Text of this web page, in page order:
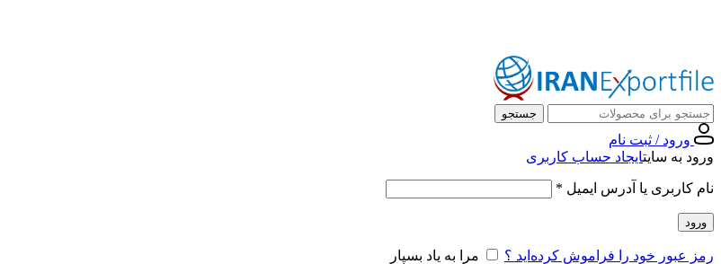
جستجو
ورود / ثبت نام
ورود به سایتایجاد حساب کاربری
نام کاربری یا آدرس ایمیل *
ورود
رمز عبور خود را فراموش کرده‌اید ؟ مرا به یاد بسپار